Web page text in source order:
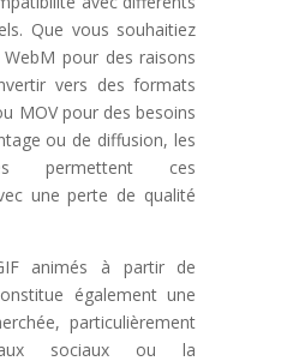
Que vous souhaitiez
pour des raisons
vers des formats
MOV pour des besoins
ou de diffusion, les
permettent ces
une perte de qualité
animés à partir de
également une
particulièrement
sociaux ou la